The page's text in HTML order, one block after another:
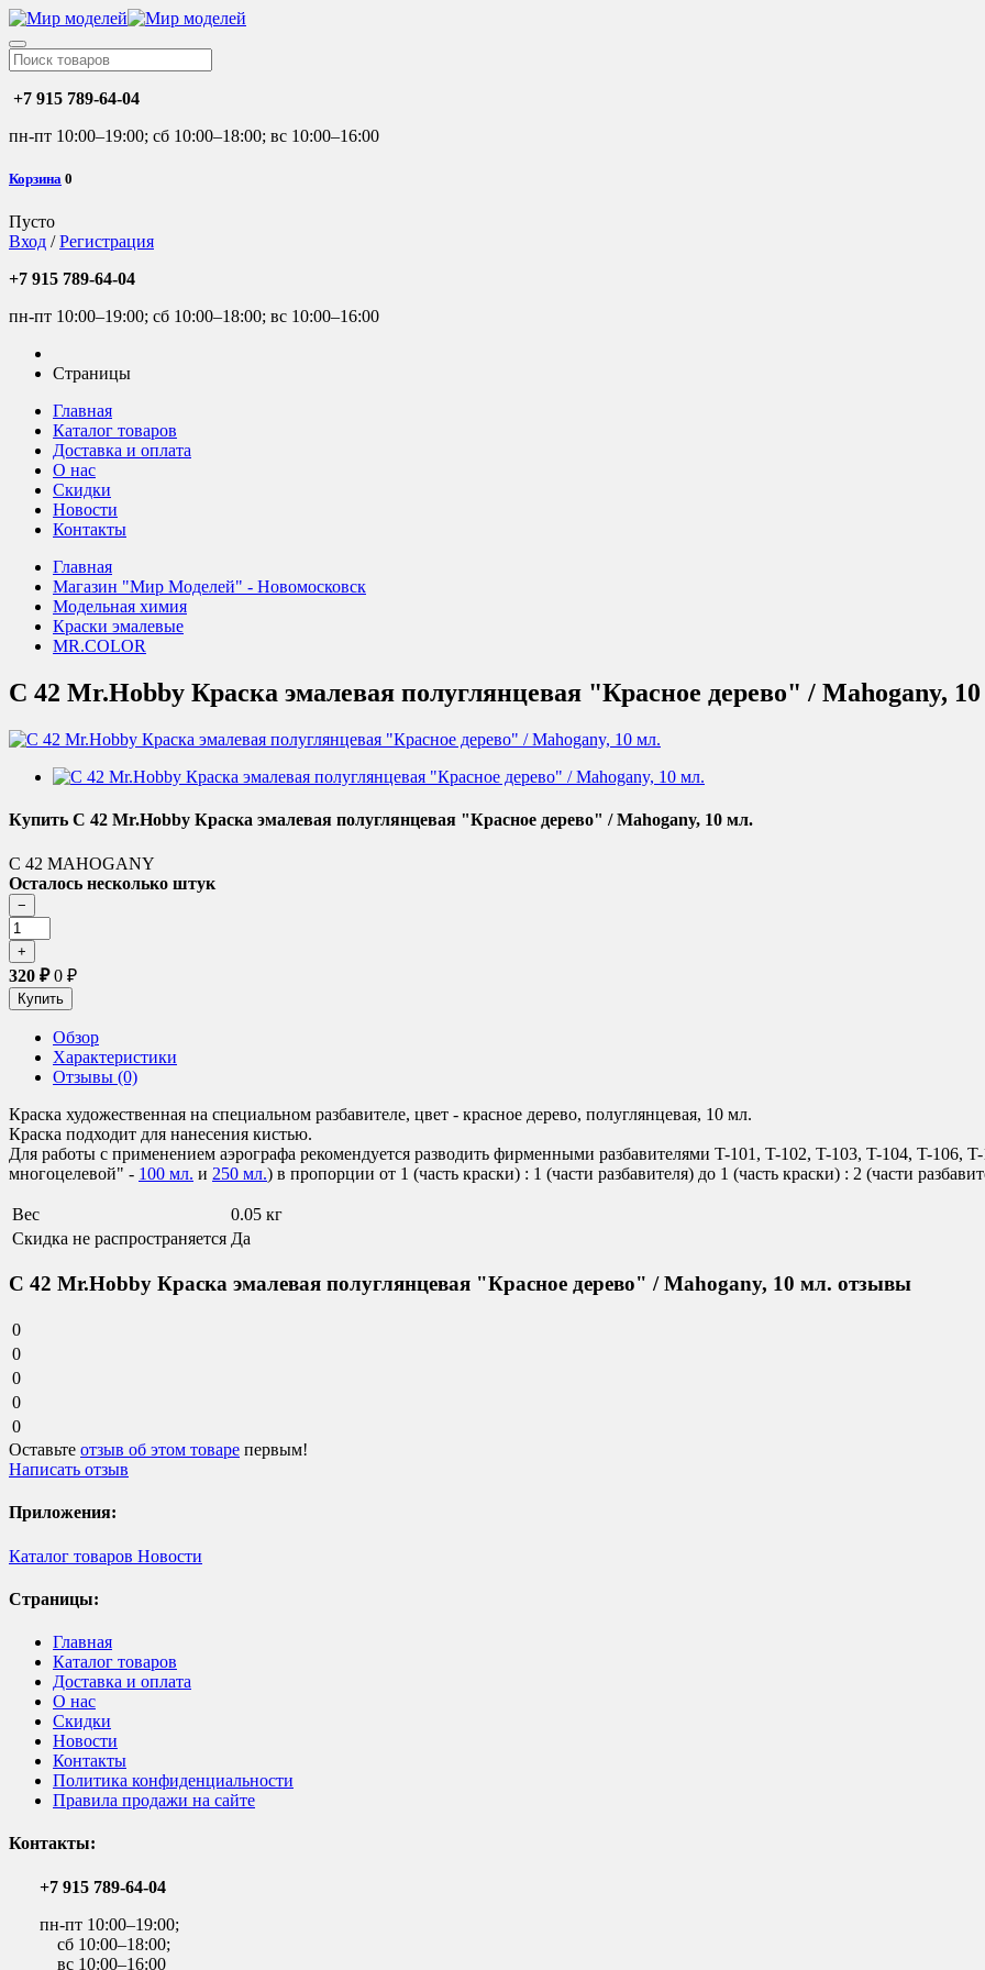
+7 915 789-64-04
пн-пт 10:00–19:00; сб 10:00–18:00; вс 10:00–16:00
Корзина 0
Пусто
Вход /Регистрация
+7 915 789-64-04
пн-пт 10:00–19:00; сб 10:00–18:00; вс 10:00–16:00
Страницы
Главная
Каталог товаров
Доставка и оплата
О нас
Скидки
Новости
Контакты
Главная
Магазин "Мир Моделей" - Новомосковск
Модельная химия
Краски эмалевые
MR.COLOR
C 42 Mr.Hobby Краска эмалевая полуглянцевая "Красное дерево" / Mahogany,
Купить C 42 Mr.Hobby Краска эмалевая полуглянцевая "Красное дерево" / Mahogany, 10 мл.
C 42 MAHOGANY
Осталось несколько штук
320 ₽0 ₽
Обзор
Характеристики
Отзывы (0)
Краска художественная на специальном разбавителе, цвет - красное дерево, полуглянцевая, 10 мл.
Краска подходит для нанесения кистью.
Для работы с применением аэрографа рекомендуется разводить фирменными разбавителями T-101, T-102, T-103, T-104, T-106,
многоцелевой" - 100 мл. и 250 мл.) в пропорции от 1 (часть краски) : 1 (части разбавителя) до 1 (часть краски) : 2 (части
Вес
0.05 кг
Скидка не распространяется Да
C 42 Mr.Hobby Краска эмалевая полуглянцевая "Красное дерево" / Mahogany, 10 мл. отзывы
0
0
0
0
0
Оставьте отзыв об этом товаре первым!
Написать отзыв
Приложения:
Каталог товаров Новости
Страницы:
Главная
Каталог товаров
Доставка и оплата
О нас
Скидки
Новости
Контакты
Политика конфиденциальности
Правила продажи на сайте
Контакты:
+7 915 789-64-04
пн-пт 10:00–19:00;
сб 10:00–18:00;
вс 10:00–16:00